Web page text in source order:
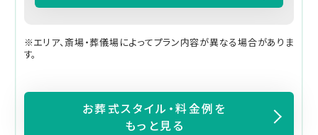
※エリア、斎場・葬儀場によってプラン内容が異なる場合がありま
す。
お葬式スタイル・料金例を
もっと見る